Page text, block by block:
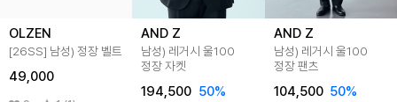
OLZEN
[26SS] 남성) 정장 벨트
49,000
AND Z
남성) 레거시 울100
정장 자켓
194,500 50%
AND Z
남성) 레거시 울100
정장 팬츠
104,500 50%